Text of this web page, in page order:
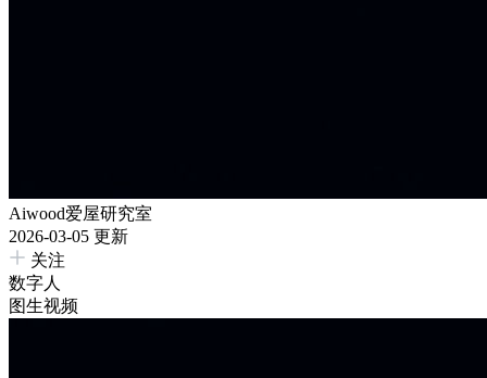
Aiwood爱屋研究室
2026-03-05 更新
关注
数字人
图生视频